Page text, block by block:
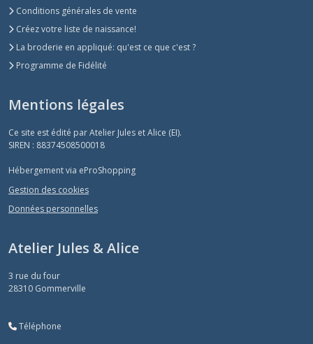
Conditions générales de vente
Créez votre liste de naissance!
La broderie en appliqué: qu'est ce que c'est ?
Programme de Fidélité
Mentions légales
Ce site est édité par Atelier Jules et Alice (EI).
SIREN : 88374508500018
Hébergement via eProShopping
Gestion des cookies
Données personnelles
Atelier Jules & Alice
3 rue du four
28310 Gommerville
Téléphone